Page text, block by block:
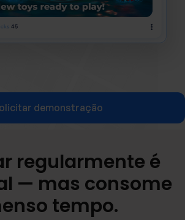
demonstração
regularmente é
— mas consome
tempo.